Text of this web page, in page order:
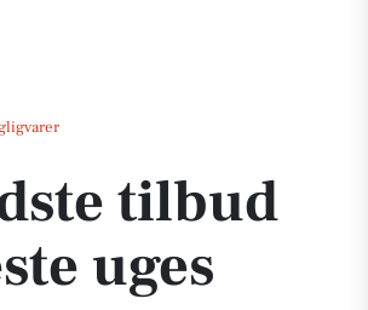
på næste uges dagligvarer
tilbud
uges